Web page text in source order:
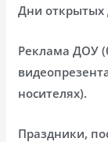
Дни открытых
Реклама ДОУ
носителях).
Праздники,